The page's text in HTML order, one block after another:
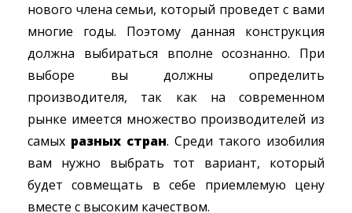
нового члена семьи, который проведет с вами
многие годы. Поэтому данная конструкция
должна выбираться вполне осознанно. При
выборе вы должны определить
производителя, так как на современном
рынке имеется множество производителей из
самых разных стран. Среди такого изобилия
вам нужно выбрать тот вариант, который
будет совмещать в себе приемлемую цену
вместе с высоким качеством.